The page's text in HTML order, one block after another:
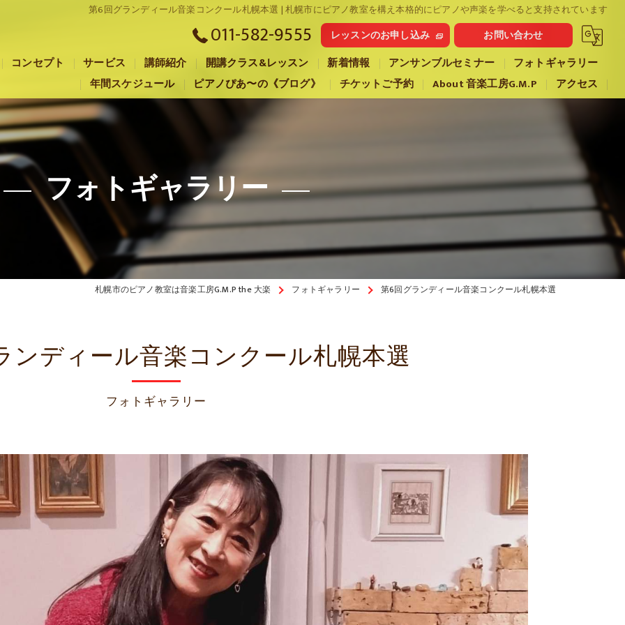
第6回グランディール音楽コンクール札幌本選 | 札幌市にピアノ教室を構え本格的にピアノや声楽を学べると支持されています
011-582-9555 レッスンのお申し込み お問い合わせ
コンセプト
札幌市のピアノ教室･音楽工房G.M.P the 大楽の口コミ情報
札幌市のピアノ教室･音楽工房G.M.P the 大楽の評判
札幌市のピアノ教室･音楽工房G.M.P the 大楽のお客様の声
サービス 講師紹介 開講クラス&レッスン 新着情報 アンサンブルセミナー
フォトギャラリー
年間スケジュール
ピアノぴあ〜の《ブログ》 チケットご予約 About 音楽工房G.M.P アクセス
フォトギャラリー
札幌市のピアノ教室は音楽工房G.M.P the 大楽 フォトギャラリー 第6回グランディール音楽コンクール札幌本選
フォトギャラリー
ンディール音楽コンクール札幌本選